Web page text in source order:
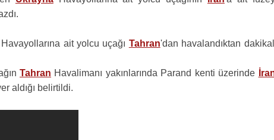
ait yolcu uçağı Tahran'dan havalandıktan
Tahran Havalimanı yakınlarında Parand kenti üzerinde
aldığı belirtildi.